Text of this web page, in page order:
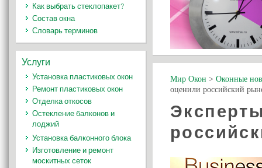
Мир Окон > Оконные
оценили российский
Как выбрать стеклопакет?
Состав окна
Словарь терминов
Услуги
Установка пластиковых окон
Ремонт пластиковых окон
Отделка откосов
Остекление балконов и
лоджий
Установка балконного блока
Изготовление и ремонт
москитных сеток